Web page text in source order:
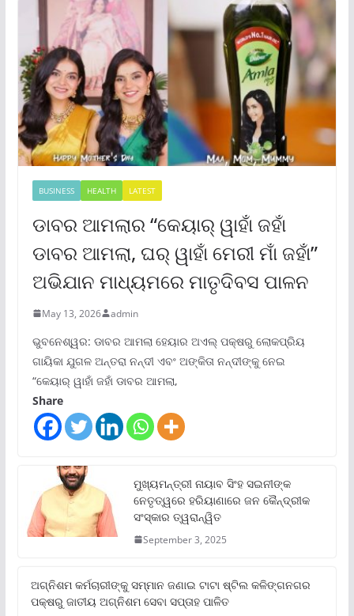
BUSINESS HEALTH LATEST
ଡାବର ଆମଲାର “କେୟାର୍ ୱାହାଁ ଜହାଁ
ଡାବର ଆମଲା, ଘର୍ ୱାହାଁ ମେରୀ ମାଁ ଜହାଁ”
ଅଭିଯାନ ମାଧ୍ୟମରେ ମାତୃଦିବସ ପାଳନ
May 13, 2026 admin
ଭୁବନେଶ୍ୱର: ଡାବର ଆମଲା ହେୟାର ଅଏଲ୍ ପକ୍ଷରୁ ଲୋକପ୍ରିୟ
ଗାୟିକା ଯୁଗଳ ଅନ୍ତରା ନନ୍ଦୀ ଏବଂ ଅଙ୍କିତା ନନ୍ଦୀଙ୍କୁ ନେଇ
“କେୟାର୍ ୱାହାଁ ଜହାଁ ଡାବର ଆମଲା,
Share
ମୁଖ୍ୟମନ୍ତ୍ରୀ ନାୟାବ ସିଂହ ସଇନୀଙ୍କ
ନେତୃତ୍ୱରେ ହରିୟାଣାରେ ଜନ କୈନ୍ଦ୍ରୀକ
ସଂସ୍କାର ତ୍ୱରାନ୍ୱିତ
September 3, 2025
ଅଗ୍ନିଶମ କର୍ମଚାରୀଙ୍କୁ ସମ୍ମାନ ଜଣାଇ ଟାଟା ଷ୍ଟିଲ କଳିଙ୍ଗନଗର
ପକ୍ଷରୁ ଜାତୀୟ ଅଗ୍ନିଶମ ସେବା ସପ୍ତାହ ପାଳିତ